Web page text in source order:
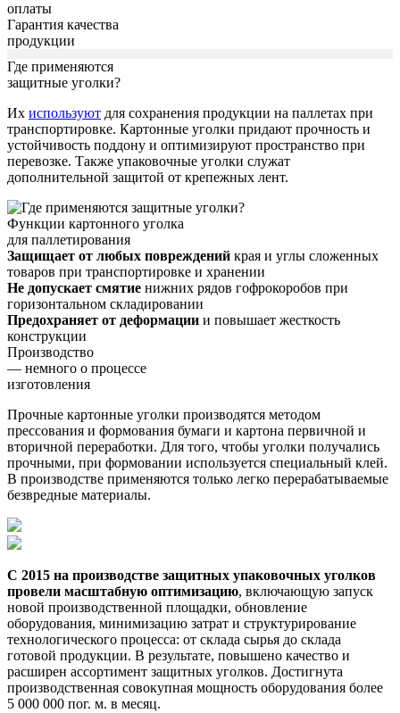
оплаты
Гарантия качества
продукции
Где применяются
защитные уголки?
Их используют для сохранения продукции на паллетах при
транспортировке. Картонные уголки придают прочность и
устойчивость поддону и оптимизируют пространство при
перевозке. Также упаковочные уголки служат
дополнительной защитой от крепежных лент.
Функции картонного уголка
для паллетирования
Защищает от любых повреждений края и углы сложенных
товаров при транспортировке и хранении
Не допускает смятие нижних рядов гофрокоробов при
горизонтальном складировании
Предохраняет от деформации и повышает жесткость
конструкции
Производство
— немного о процессе
изготовления
Прочные картонные уголки производятся методом
прессования и формования бумаги и картона первичной и
вторичной переработки. Для того, чтобы уголки получались
прочными, при формовании используется специальный клей.
В производстве применяются только легко перерабатываемые
безвредные материалы.
С 2015 на производстве защитных упаковочных уголков
провели масштабную оптимизацию, включающую запуск
новой производственной площадки, обновление
оборудования, минимизацию затрат и структурирование
технологического процесса: от склада сырья до склада
готовой продукции. В результате, повышено качество и
расширен ассортимент защитных уголков. Достигнута
производственная совокупная мощность оборудования более
5 000 000 пог. м. в месяц.